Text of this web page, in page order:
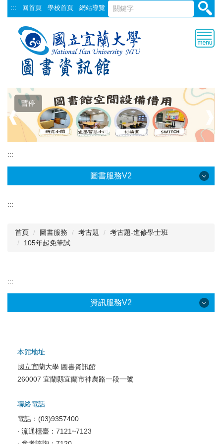
跳
到
::: 回首頁 學校首頁 網站導覽
暫停
❰
:::
圖書服務V2
閱讀與推廣
:::
首頁 圖書服務 考古題
考古題-進修學士班
105年起免筆試
:::
資訊服務V2
校園網路服務
校園資訊安全
電腦教室相關
本館地址
國立宜蘭大學 圖書資訊館
260007 宜蘭縣宜蘭市神農路一段一號
聯絡電話
電話：(03)9357400
‧ 流通櫃臺：7121~7123